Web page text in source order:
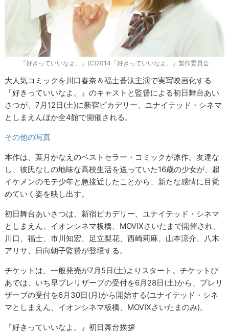
『好きっていいなよ。』(C)2014「好きっていいなよ。」製作委員会
大人気コミックを川口春奈＆福士蒼汰主演で実写映画化する
『好きっていいなよ。』のキャストと監督による初日舞台あい
さつが、7月12日(土)に新宿ピカデリー、ユナイテッド・シネマ
としまえんほか全4館で開催される。
その他の写真
本作は、葉月かなえのベストセラー・コミックが原作。友達な
し、彼氏なしの地味な高校生活を送っていた16歳の少女が、超
イケメンのモテ少年と急接近したことから、新たな感情に目覚
めていく姿を映し出す。
初日舞台あいさつは、新宿ピカデリー、ユナイテッド・シネマ
としまえん、イオンシネマ板橋、MOVIXさいたまで開催され、
川口、福士、市川知宏、足立梨花、西崎莉麻、山本涼介、八木
アリサ、日向朝子監督が登壇する。
チケットは、一般発売が7月5日(土)よりスタート。チケットぴ
あでは、いち早プレリザーブの受付を6月28日(土)から、プレリ
ザーブの受付を6月30日(月)から開始する(ユナイテッド・シネ
マとしまえん、イオンシネマ板橋、MOVIXさいたまのみ)。
『好きっていいなよ。』初日舞台挨拶